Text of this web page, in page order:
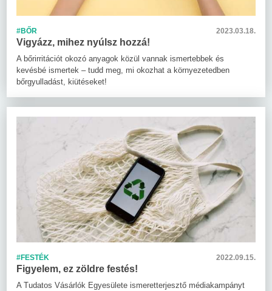
#BŐR 2023.03.18.
Vigyázz, mihez nyúlsz hozzá!
A bőrirritációt okozó anyagok közül vannak ismertebbek és
kevésbé ismertek – tudd meg, mi okozhat a környezetedben
bőrgyulladást, kiütéseket!
#FESTÉK 2022.09.15.
Figyelem, ez zöldre festés!
A Tudatos Vásárlók Egyesülete ismeretterjesztő médiakampányt